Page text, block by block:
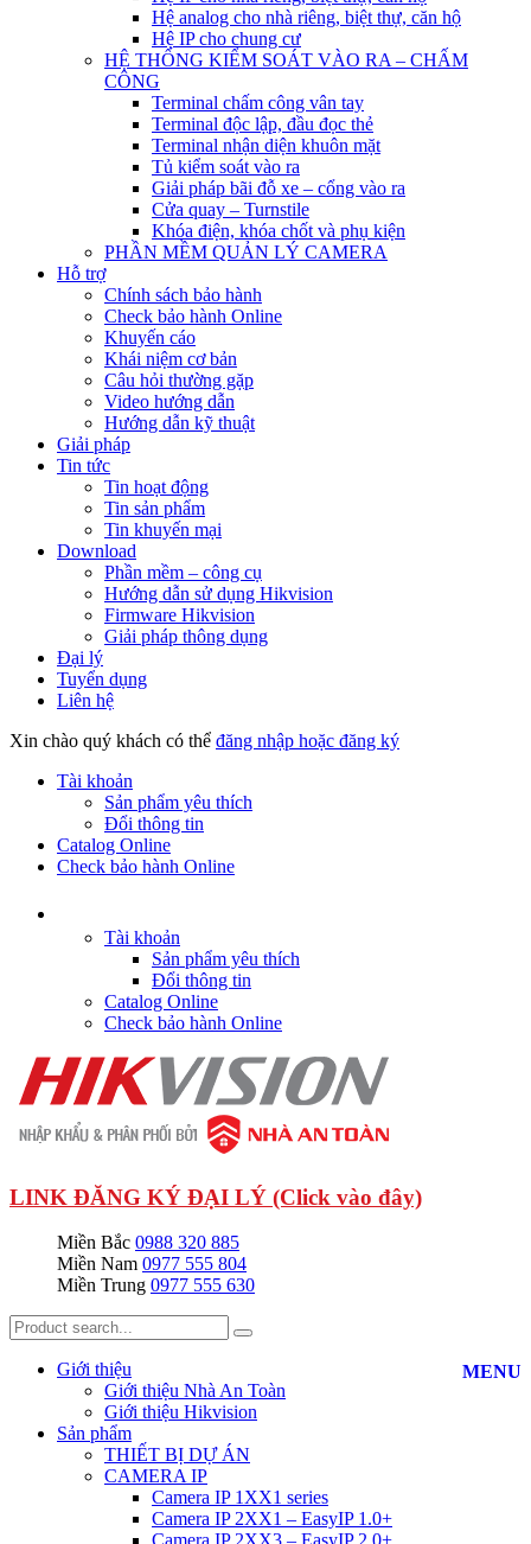
Hệ analog cho nhà riêng, biệt thự, căn hộ
Hệ IP cho chung cư
HỆ THỐNG KIỂM SOÁT VÀO RA – CHẤM
CÔNG
Terminal chấm công vân tay
Terminal độc lập, đầu đọc thẻ
Terminal nhận diện khuôn mặt
Tủ kiểm soát vào ra
Giải pháp bãi đỗ xe – cổng vào ra
Cửa quay – Turnstile
Khóa điện, khóa chốt và phụ kiện
PHẦN MỀM QUẢN LÝ CAMERA
Hỗ trợ
Chính sách bảo hành
Check bảo hành Online
Khuyến cáo
Khái niệm cơ bản
Câu hỏi thường gặp
Video hướng dẫn
Hướng dẫn kỹ thuật
Giải pháp
Tin tức
Tin hoạt động
Tin sản phẩm
Tin khuyến mại
Download
Phần mềm – công cụ
Hướng dẫn sử dụng Hikvision
Firmware Hikvision
Giải pháp thông dụng
Đại lý
Tuyển dụng
Liên hệ
Xin chào quý khách có thể đăng nhập hoặc đăng ký
Tài khoản
Sản phẩm yêu thích
Đổi thông tin
Catalog Online
Check bảo hành Online
Tài khoản
Sản phẩm yêu thích
Đổi thông tin
Catalog Online
Check bảo hành Online
LINK ĐĂNG KÝ ĐẠI LÝ (Click vào đây)
Miền Bắc 0988 320 885
Miền Nam 0977 555 804
Miền Trung 0977 555 630
MENU
Giới thiệu
Giới thiệu Nhà An Toàn
Giới thiệu Hikvision
Sản phẩm
THIẾT BỊ DỰ ÁN
CAMERA IP
Camera IP 1XX1 series
Camera IP 2XX1 – EasyIP 1.0+